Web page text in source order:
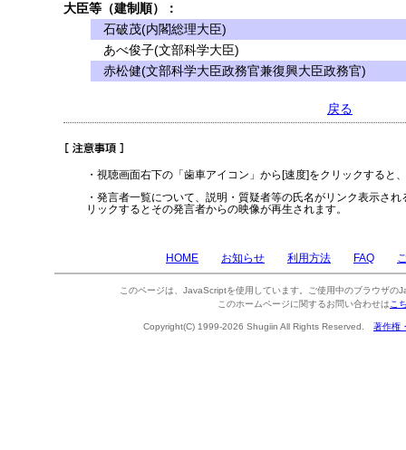
大臣等（建制順）：
石破茂(内閣総理大臣)
あべ俊子(文部科学大臣)
赤松健(文部科学大臣政務官兼復興大臣政務官)
戻る
・視聴画面右下の「歯車アイコン」から[速度]をクリックすると
・発言者一覧について、説明・質疑者等の氏名がリンク表示さ
リックするとその発言者からの映像が再生されます。
HOME お知らせ 利用方法 FAQ
このページは、JavaScriptを使用しています。ご使用中のブラウザの
このホームページに関するお問い合わせは こ
Copyright(C) 1999-2026 Shugiin All Rights Reserved. 著作権